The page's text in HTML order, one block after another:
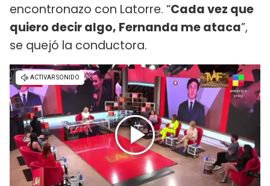
encontronazo con Latorre. “Cada vez que
quiero decir algo, Fernanda me ataca”,
se quejó la conductora.